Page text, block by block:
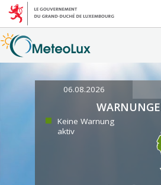
06.08.2026
Keine Warnung
aktiv